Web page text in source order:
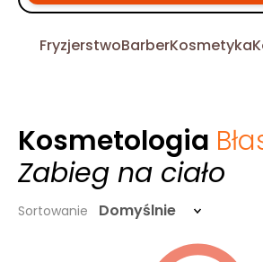
FryzjerstwoBarberKosmetyka
Kosmetologia
Zabieg na ciało
Sortowanie Domyślnie